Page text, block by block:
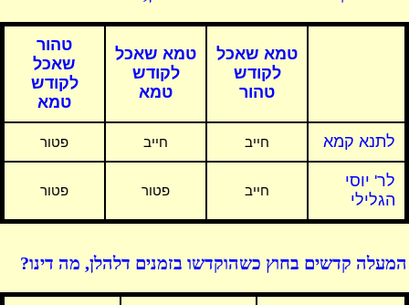
טמא שאכל
לקודש
טהור
טמא שאכל
לקודש
טמא
טהור
שאכל
לקודש
טמא
לתנא קמא חייב חייב פטור
לר' יוסי
הגלילי
חייב פטור פטור
המעלה קדשים בחוץ כשהוקדשו בזמנים דלהלן, מה דינו?